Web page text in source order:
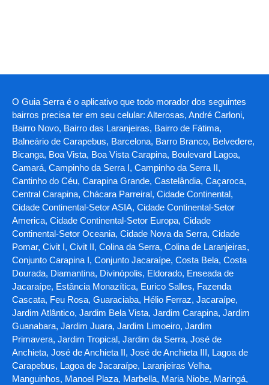
O Guia Serra é o aplicativo que todo morador dos seguintes
bairros precisa ter em seu celular: Alterosas, André Carloni,
Bairro Novo, Bairro das Laranjeiras, Bairro de Fátima,
Balneário de Carapebus, Barcelona, Barro Branco, Belvedere,
Bicanga, Boa Vista, Boa Vista Carapina, Boulevard Lagoa,
Camará, Campinho da Serra I, Campinho da Serra II,
Cantinho do Céu, Carapina Grande, Castelândia, Caçaroca,
Central Carapina, Chácara Parreiral, Cidade Continental,
Cidade Continental-Setor ASIA, Cidade Continental-Setor
America, Cidade Continental-Setor Europa, Cidade
Continental-Setor Oceania, Cidade Nova da Serra, Cidade
Pomar, Civit I, Civit II, Colina da Serra, Colina de Laranjeiras,
Conjunto Carapina I, Conjunto Jacaraípe, Costa Bela, Costa
Dourada, Diamantina, Divinópolis, Eldorado, Enseada de
Jacaraípe, Estância Monazítica, Eurico Salles, Fazenda
Cascata, Feu Rosa, Guaraciaba, Hélio Ferraz, Jacaraípe,
Jardim Atlântico, Jardim Bela Vista, Jardim Carapina, Jardim
Guanabara, Jardim Juara, Jardim Limoeiro, Jardim
Primavera, Jardim Tropical, Jardim da Serra, José de
Anchieta, José de Anchieta II, José de Anchieta III, Lagoa de
Carapebus, Lagoa de Jacaraípe, Laranjeiras Velha,
Manguinhos, Manoel Plaza, Marbella, Maria Niobe, Maringá,